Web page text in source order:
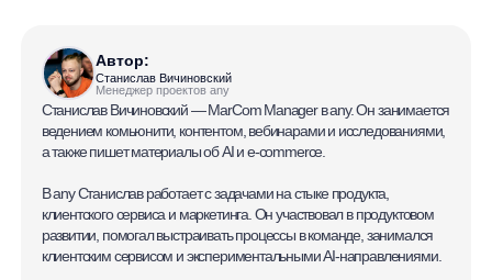
© ООО «Д Технолоджи», 2014-2026
any